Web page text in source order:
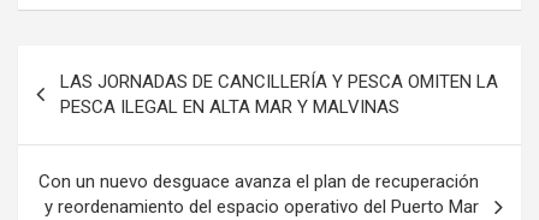
ce
b
o
o
k
tt
er
ail at
s
A
p
p
de
entradas
LAS JORNADAS DE CANCILLERÍA Y PESCA OMITEN LA
PESCA ILEGAL EN ALTA MAR Y MALVINAS
Con un nuevo desguace avanza el plan de recuperación
y reordenamiento del espacio operativo del Puerto Mar